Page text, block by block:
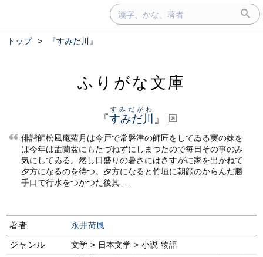
トップ > 『すみだ川』
ふりがな文庫
『すみだ川
すみだがわ
』
俳諧師松風庵蘿月は今戸で常磐津の師匠をしてゐる実の妹を
ば今年は盂蘭盆にもたづねずにしまつたので毎日その事のみ
気にしてゐる。然し日盛りの暑さにはさすがに家を出かねて
夕方になるのを待つ。夕方になると竹垣に朝顔のからんだ勝
手口で行水をつかつた後其 …
著者 永井荷風
ジャンル 文学 > 日本文学 > 小説 物語